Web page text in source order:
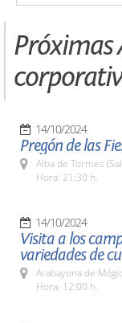
Próximas
14/10/2024
Pregón de las
Alba de Tormes
Hora: 21:30 h.
14/10/2024
Visita a los
variedades de
Arabayona de
Hora: 12:00 h.